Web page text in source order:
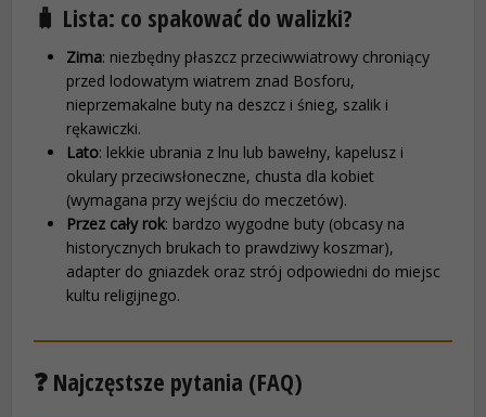
🧳 Lista: co spakować do walizki?
Zima: niezbędny płaszcz przeciwwiatrowy chroniący
przed lodowatym wiatrem znad Bosforu,
nieprzemakalne buty na deszcz i śnieg, szalik i
rękawiczki.
Lato: lekkie ubrania z lnu lub bawełny, kapelusz i
okulary przeciwsłoneczne, chusta dla kobiet
(wymagana przy wejściu do meczetów).
Przez cały rok: bardzo wygodne buty (obcasy na
historycznych brukach to prawdziwy koszmar),
adapter do gniazdek oraz strój odpowiedni do miejsc
kultu religijnego.
❓ Najczęstsze pytania (FAQ)